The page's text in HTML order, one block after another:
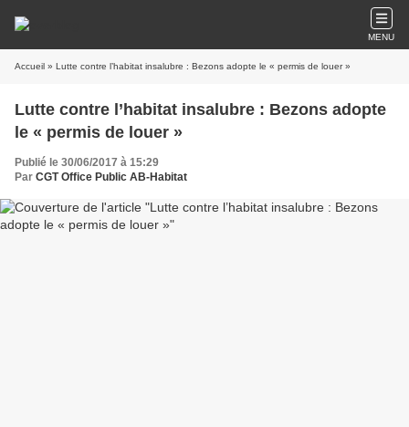
MENU
Accueil » Lutte contre l’habitat insalubre : Bezons adopte le « permis de louer »
Lutte contre l’habitat insalubre : Bezons adopte
le « permis de louer »
Publié le 30/06/2017 à 15:29
Par CGT Office Public AB-Habitat